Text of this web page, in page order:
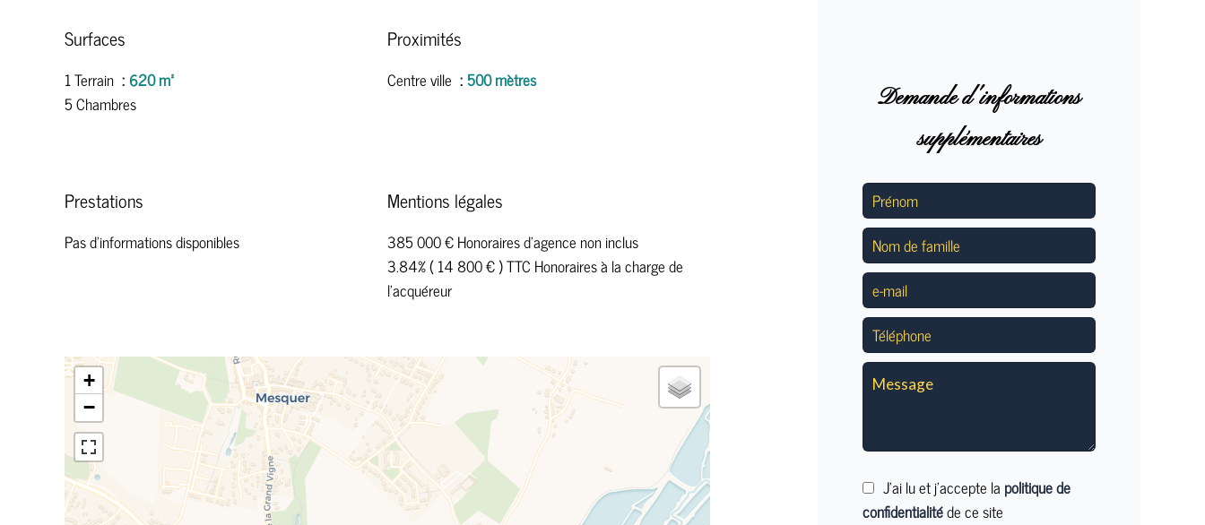
Surfaces
1 Terrain
620 m²
5 Chambres
Proximités
Centre ville 500 mètres
Prestations
Pas d'informations disponibles
Mentions légales
385 000 € Honoraires d'agence non inclus
3.84% ( 14 800 € ) TTC Honoraires à la charge de
l'acquéreur
+
−
Demande d'informations
supplémentaires
J’ai lu et j'accepte la politique de
confidentialitéde ce site